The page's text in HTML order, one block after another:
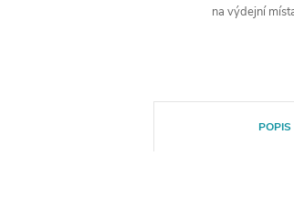
na výdejní